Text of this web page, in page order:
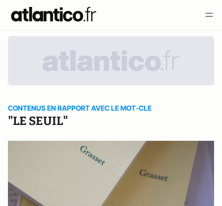
CONTENUS EN RAPPORT AVEC LE MOT-CLE
"LE SEUIL"